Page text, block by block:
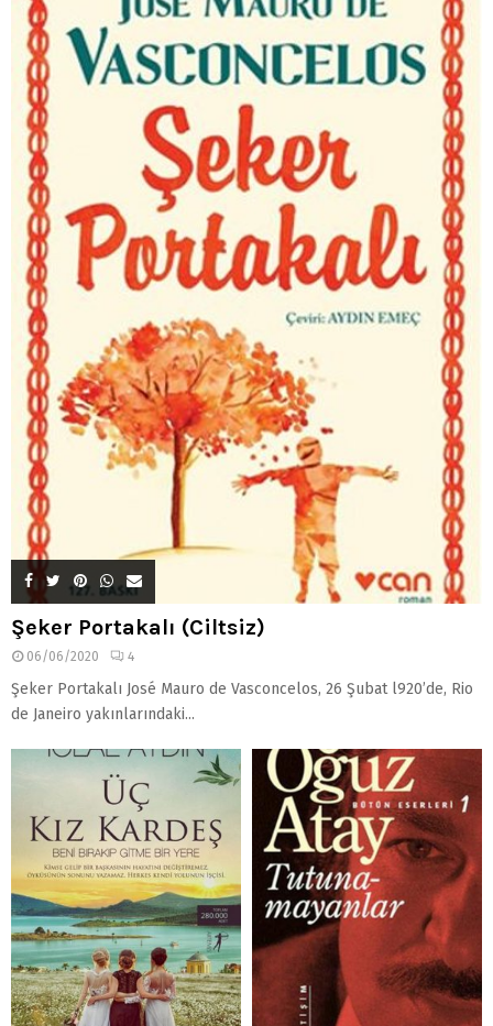
Şeker Portakalı (Ciltsiz)
06/06/2020 4
Şeker Portakalı José Mauro de Vasconcelos, 26 Şubat l920’de, Rio
de Janeiro yakınlarındaki...